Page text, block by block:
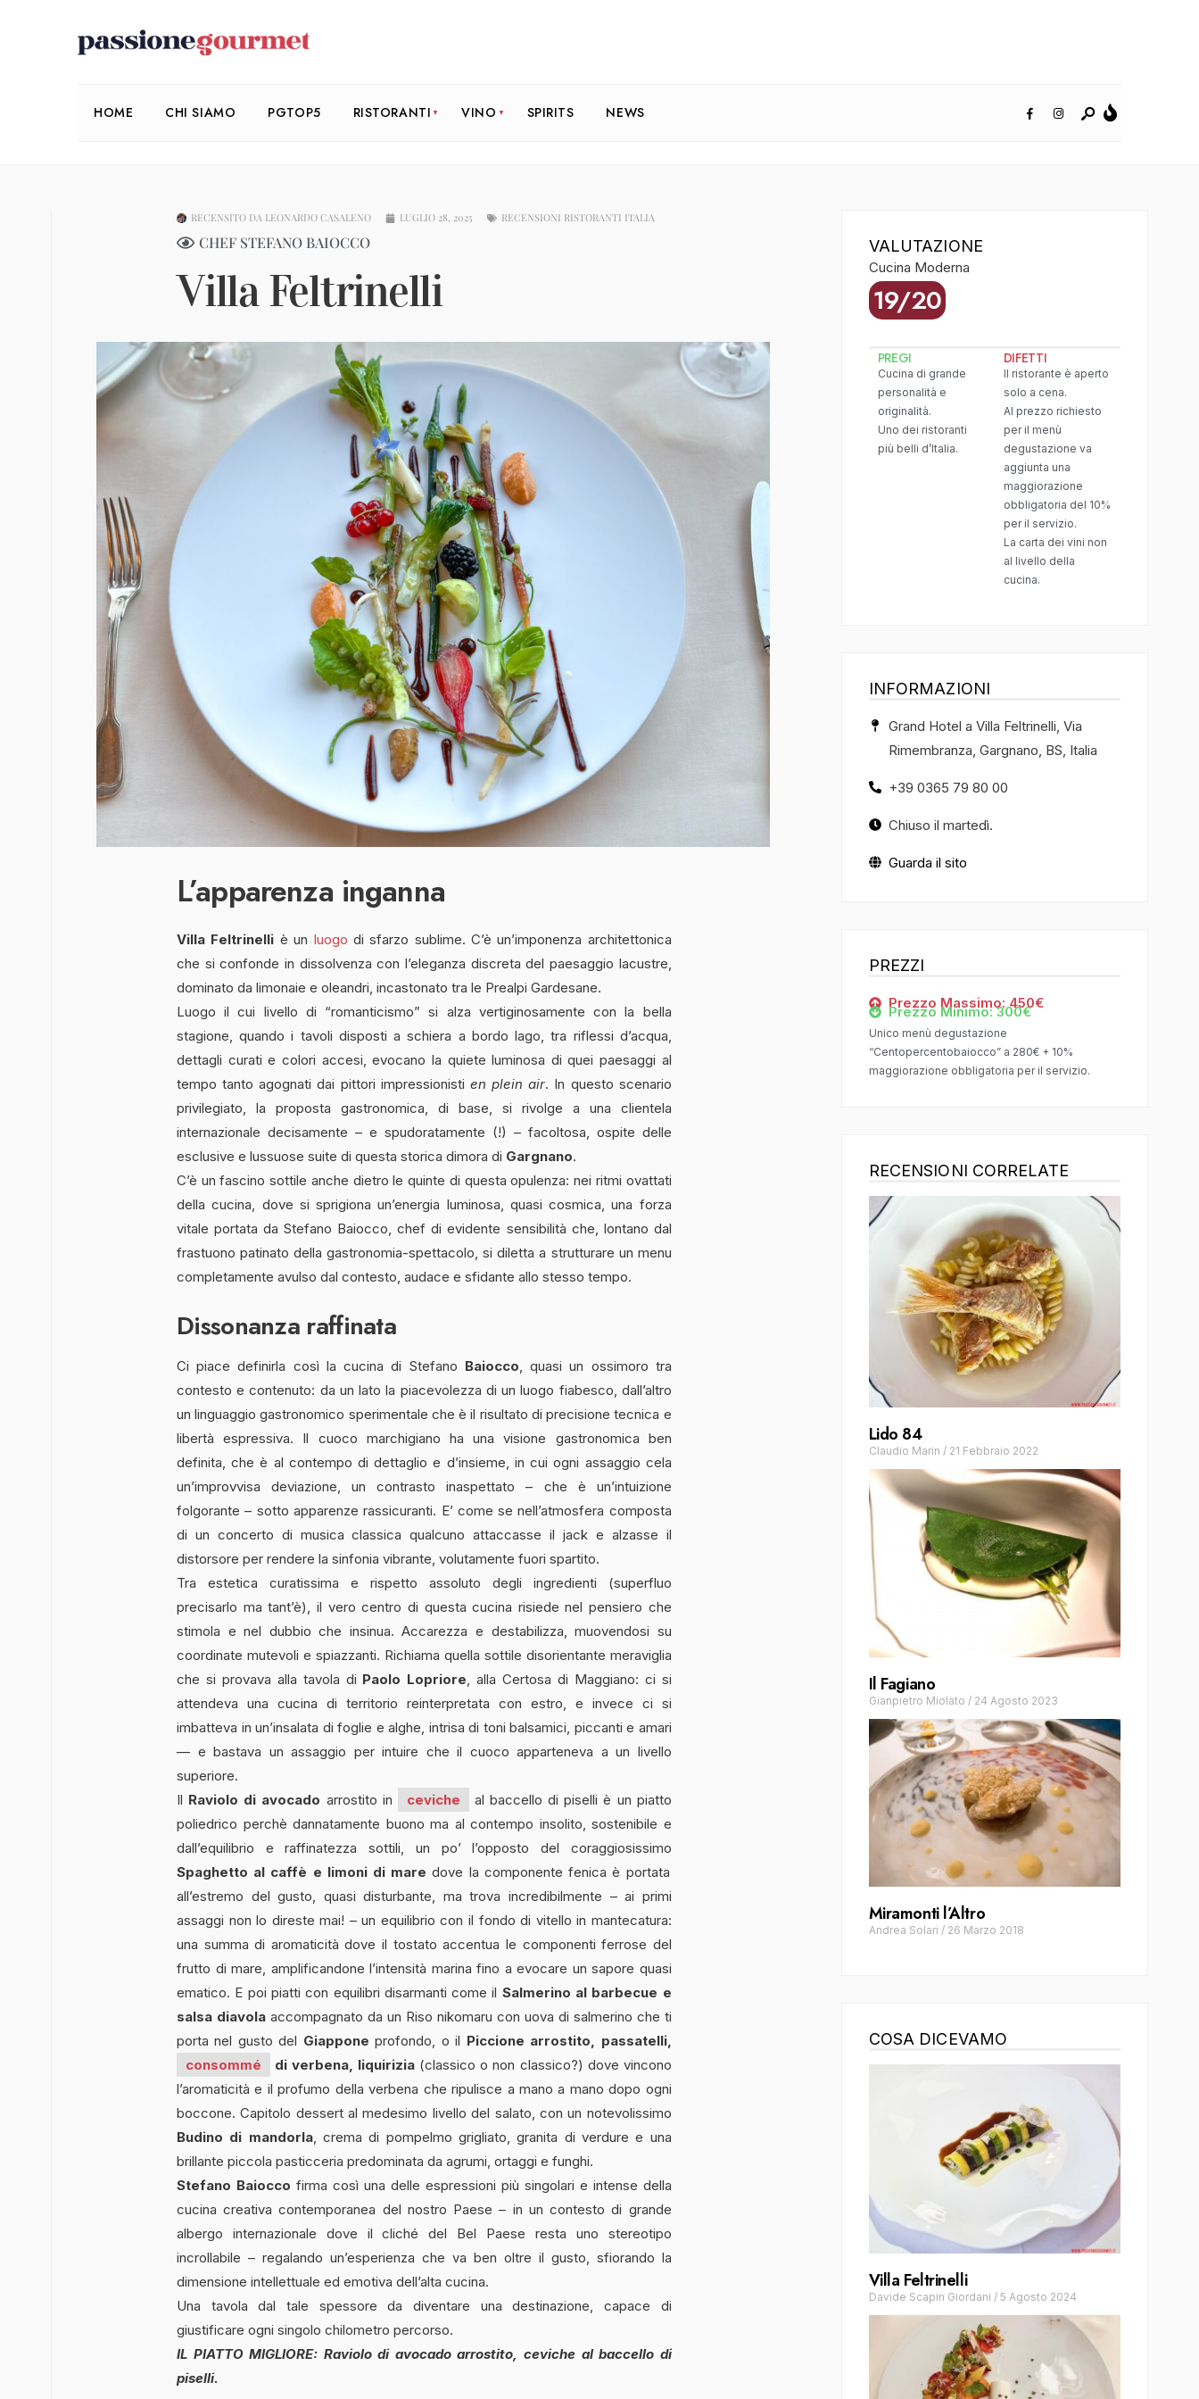
HOME CHI SIAMO PGTOP5 RISTORANTI VINO SPIRITS NEWS
RECENSITO DA LEONARDO CASALENO LUGLIO 28, 2025 RECENSIONI RISTORANTI ITALIA
CHEF STEFANO BAIOCCO
Villa Feltrinelli
L’apparenza inganna
Villa Feltrinelli è un luogo di sfarzo sublime. C’è un’imponenza architettonica
che si confonde in dissolvenza con l’eleganza discreta del paesaggio lacustre,
dominato da limonaie e oleandri, incastonato tra le Prealpi Gardesane.
Luogo il cui livello di “romanticismo” si alza vertiginosamente con la bella
stagione, quando i tavoli disposti a schiera a bordo lago, tra riflessi d’acqua,
dettagli curati e colori accesi, evocano la quiete luminosa di quei paesaggi al
tempo tanto agognati dai pittori impressionisti en plein air. In questo scenario
privilegiato, la proposta gastronomica, di base, si rivolge a una clientela
internazionale decisamente – e spudoratamente (!) – facoltosa, ospite delle
esclusive e lussuose suite di questa storica dimora di Gargnano.
C’è un fascino sottile anche dietro le quinte di questa opulenza: nei ritmi ovattati
della cucina, dove si sprigiona un’energia luminosa, quasi cosmica, una forza
vitale portata da Stefano Baiocco, chef di evidente sensibilità che, lontano dal
frastuono patinato della gastronomia-spettacolo, si diletta a strutturare un menu
completamente avulso dal contesto, audace e sfidante allo stesso tempo.
Dissonanza raffinata
Ci piace definirla così la cucina di Stefano Baiocco, quasi un ossimoro tra
contesto e contenuto: da un lato la piacevolezza di un luogo fiabesco, dall’altro
un linguaggio gastronomico sperimentale che è il risultato di precisione tecnica e
libertà espressiva. Il cuoco marchigiano ha una visione gastronomica ben
definita, che è al contempo di dettaglio e d’insieme, in cui ogni assaggio cela
un’improvvisa deviazione, un contrasto inaspettato – che è un’intuizione
folgorante – sotto apparenze rassicuranti. E’ come se nell’atmosfera composta
di un concerto di musica classica qualcuno attaccasse il jack e alzasse il
distorsore per rendere la sinfonia vibrante, volutamente fuori spartito.
Tra estetica curatissima e rispetto assoluto degli ingredienti (superfluo
precisarlo ma tant’è), il vero centro di questa cucina risiede nel pensiero che
stimola e nel dubbio che insinua. Accarezza e destabilizza, muovendosi su
coordinate mutevoli e spiazzanti. Richiama quella sottile disorientante meraviglia
che si provava alla tavola di Paolo Lopriore, alla Certosa di Maggiano: ci si
attendeva una cucina di territorio reinterpretata con estro, e invece ci si
imbatteva in un’insalata di foglie e alghe, intrisa di toni balsamici, piccanti e amari
— e bastava un assaggio per intuire che il cuoco apparteneva a un livello
superiore.
Il Raviolo di avocado arrostito in ceviche
al baccello di piselli è un piatto
poliedrico perchè dannatamente buono ma al contempo insolito, sostenibile e
dall’equilibrio e raffinatezza sottili, un po’ l’opposto del coraggiosissimo
Spaghetto al caffè e limoni di mare dove la componente fenica è portata
all’estremo del gusto, quasi disturbante, ma trova incredibilmente – ai primi
assaggi non lo direste mai! – un equilibrio con il fondo di vitello in mantecatura:
una summa di aromaticità dove il tostato accentua le componenti ferrose del
frutto di mare, amplificandone l’intensità marina fino a evocare un sapore quasi
ematico. E poi piatti con equilibri disarmanti come il Salmerino al barbecue e
salsa diavolaaccompagnato da un Riso nikomaru con uova di salmerino che ti
porta nel gusto del Giapponeprofondo, o il Piccione arrostito, passatelli,
consommé
di verbena, liquirizia (classico o non classico?) dove vincono
l’aromaticità e il profumo della verbena che ripulisce a mano a mano dopo ogni
boccone. Capitolo dessert al medesimo livello del salato, con un notevolissimo
Budino di mandorla, crema di pompelmo grigliato, granita di verdure e una
brillante piccola pasticceria predominata da agrumi, ortaggi e funghi.
Stefano Baiocco firma così una delle espressioni più singolari e intense della
cucina creativa contemporanea del nostro Paese – in un contesto di grande
albergo internazionale dove il cliché del Bel Paese resta uno stereotipo
incrollabile – regalando un’esperienza che va ben oltre il gusto, sfiorando la
dimensione intellettuale ed emotiva dell’alta cucina.
Una tavola dal tale spessore da diventare una destinazione, capace di
giustificare ogni singolo chilometro percorso.
IL PIATTO MIGLIORE: Raviolo di avocado arrostito, ceviche al baccello di
piselli.
VALUTAZIONE
Cucina Moderna
19/20
PREGI
Cucina di grande
personalità e
originalità.
Uno dei ristoranti
più belli d’Italia.
DIFETTI
Il ristorante è aperto
solo a cena.
Al prezzo richiesto
per il menù
degustazione va
aggiunta una
maggiorazione
obbligatoria del 10%
per il servizio.
La carta dei vini non
al livello della
cucina.
INFORMAZIONI
Grand Hotel a Villa Feltrinelli, Via
Rimembranza, Gargnano, BS, Italia
+39 0365 79 80 00
Chiuso il martedì.
Guarda il sito
PREZZI
Prezzo Massimo: 450€
Prezzo Minimo: 300€
Unico menù degustazione
“Centopercentobaiocco” a 280€ + 10%
maggiorazione obbligatoria per il servizio.
RECENSIONI CORRELATE
Lido 84
Claudio Marin / 21 Febbraio 2022
Il Fagiano
Gianpietro Miolato / 24 Agosto 2023
Miramonti l’Altro
Andrea Solari / 26 Marzo 2018
COSA DICEVAMO
Villa Feltrinelli
Davide Scapin Giordani / 5 Agosto 2024